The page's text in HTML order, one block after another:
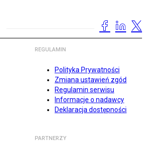
REGULAMIN
Polityka Prywatności
Zmiana ustawień zgód
Regulamin serwisu
Informacje o nadawcy
Deklaracja dostępności
PARTNERZY